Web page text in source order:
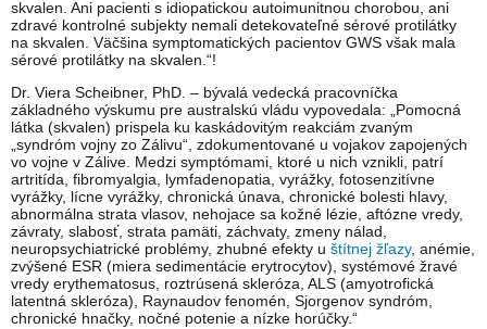
skvalen. Ani pacienti s idiopatickou autoimunitnou chorobou, ani
zdravé kontrolné subjekty nemali detekovateľné sérové protilátky
na skvalen. Väčšina symptomatických pacientov GWS však mala
sérové protilátky na skvalen.“!
Dr. Viera Scheibner, PhD. – bývalá vedecká pracovníčka
základného výskumu pre australskú vládu vypovedala: „Pomocná
látka (skvalen) prispela ku kaskádovitým reakciám zvaným
„syndróm vojny zo Zálivu“, zdokumentované u vojakov zapojených
vo vojne v Zálive. Medzi symptómami, ktoré u nich vznikli, patrí
artritída, fibromyalgia, lymfadenopatia, vyrážky, fotosenzitívne
vyrážky, lícne vyrážky, chronická únava, chronické bolesti hlavy,
abnormálna strata vlasov, nehojace sa kožné lézie, aftózne vredy,
závraty, slabosť, strata pamäti, záchvaty, zmeny nálad,
neuropsychiatrické problémy, zhubné efekty u štítnej žľazy, anémie,
zvýšené ESR (miera sedimentácie erytrocytov), systémové žravé
vredy erythematosus, roztrúsená skleróza, ALS (amyotrofická
latentná skleróza), Raynaudov fenomén, Sjorgenov syndróm,
chronické hnačky, nočné potenie a nízke horúčky.“